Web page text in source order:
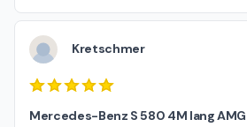
Kretschmer
Mercedes-Benz S 580 4M lang